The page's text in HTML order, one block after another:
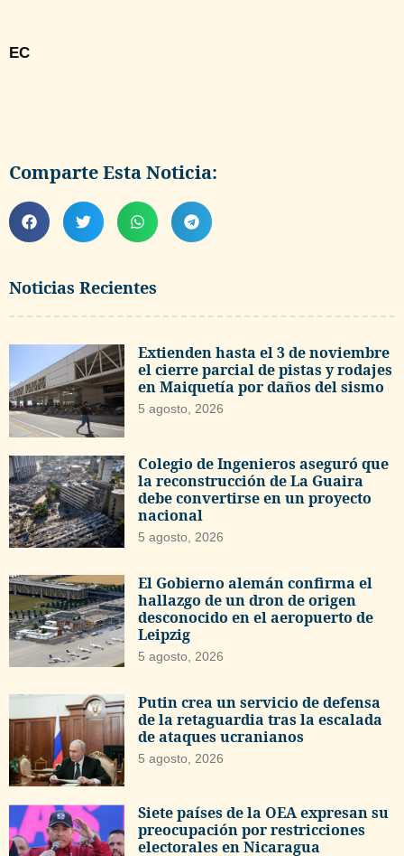
Noticias Recientes
Extienden hasta el 3 de noviembre
el cierre parcial de pistas y rodajes
en Maiquetía por daños del sismo
5 agosto, 2026
Colegio de Ingenieros aseguró que
la reconstrucción de La Guaira
debe convertirse en un proyecto
nacional
5 agosto, 2026
El Gobierno alemán confirma el
hallazgo de un dron de origen
desconocido en el aeropuerto de
Leipzig
5 agosto, 2026
Putin crea un servicio de defensa
de la retaguardia tras la escalada
de ataques ucranianos
5 agosto, 2026
Siete países de la OEA expresan su
preocupación por restricciones
electorales en Nicaragua
EC
Comparte Esta Noticia: